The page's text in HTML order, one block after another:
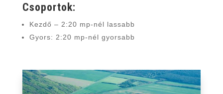
Csoportok:
Kezdő – 2:20 mp-nél lassabb
Gyors: 2:20 mp-nél gyorsabb